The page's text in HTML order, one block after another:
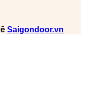
Saigondoor.vn